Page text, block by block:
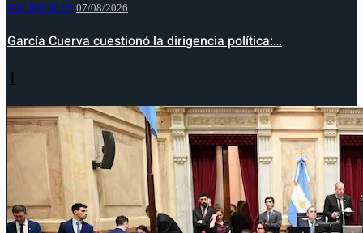
NACIONALES 07/08/2026
García Cuerva cuestionó la dirigencia política:…
1